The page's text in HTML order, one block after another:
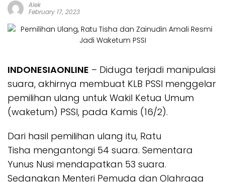
Alek
February 17, 2023
INDONESIAONLINE – Diduga terjadi manipulasi
suara, akhirnya membuat KLB PSSI menggelar
pemilihan ulang untuk Wakil Ketua Umum
(waketum) PSSI, pada Kamis (16/2).
Dari hasil pemilihan ulang itu, Ratu
Tisha mengantongi 54 suara. Sementara
Yunus Nusi mendapatkan 53 suara.
Sedangkan Menteri Pemuda dan Olahraga